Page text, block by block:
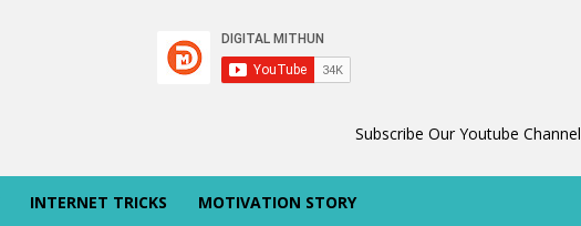
Subscribe Our Youtube Channel
INTERNET TRICKS MOTIVATION STORY